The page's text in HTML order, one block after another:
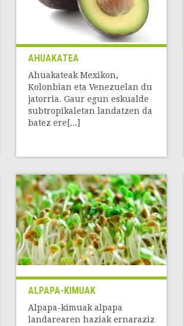
AHUAKATEA
Ahuakateak Mexikon,
Kolonbian eta Venezuelan du
jatorria. Gaur egun eskualde
subtropikaletan landatzen da
batez ere[...]
ALPAPA-KIMUAK
Alpapa-kimuak alpapa
landarearen haziak ernaraziz